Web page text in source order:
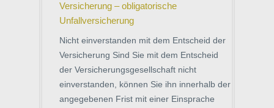
Versicherung – obligatorische
Unfallversicherung
Nicht einverstanden mit dem Entscheid der
Versicherung Sind Sie mit dem Entscheid
der Versicherungsgesellschaft nicht
einverstanden, können Sie ihn innerhalb der
angegebenen Frist mit einer Einsprache